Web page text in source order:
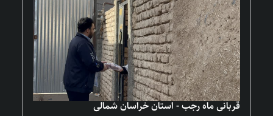
قربانی ماه رجب - استان خراسان شمالی